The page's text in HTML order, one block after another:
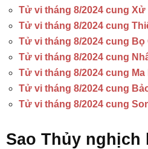
Tử vi tháng 8/2024 cung
Tử vi tháng 8/2024 cung
Tử vi tháng 8/2024 cung Bọ
Tử vi tháng 8/2024 cung
Tử vi tháng 8/2024 cung Ma
Tử vi tháng 8/2024 cung
Tử vi tháng 8/2024 cung
Sao Thủy nghịch